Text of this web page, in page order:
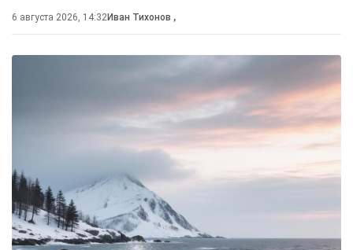
6 августа 2026, 14:32Иван Тихонов ,